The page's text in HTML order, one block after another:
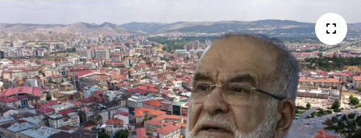
SİYASET
SOSYAL YARDIMLAR
SPONSORLU YAZI